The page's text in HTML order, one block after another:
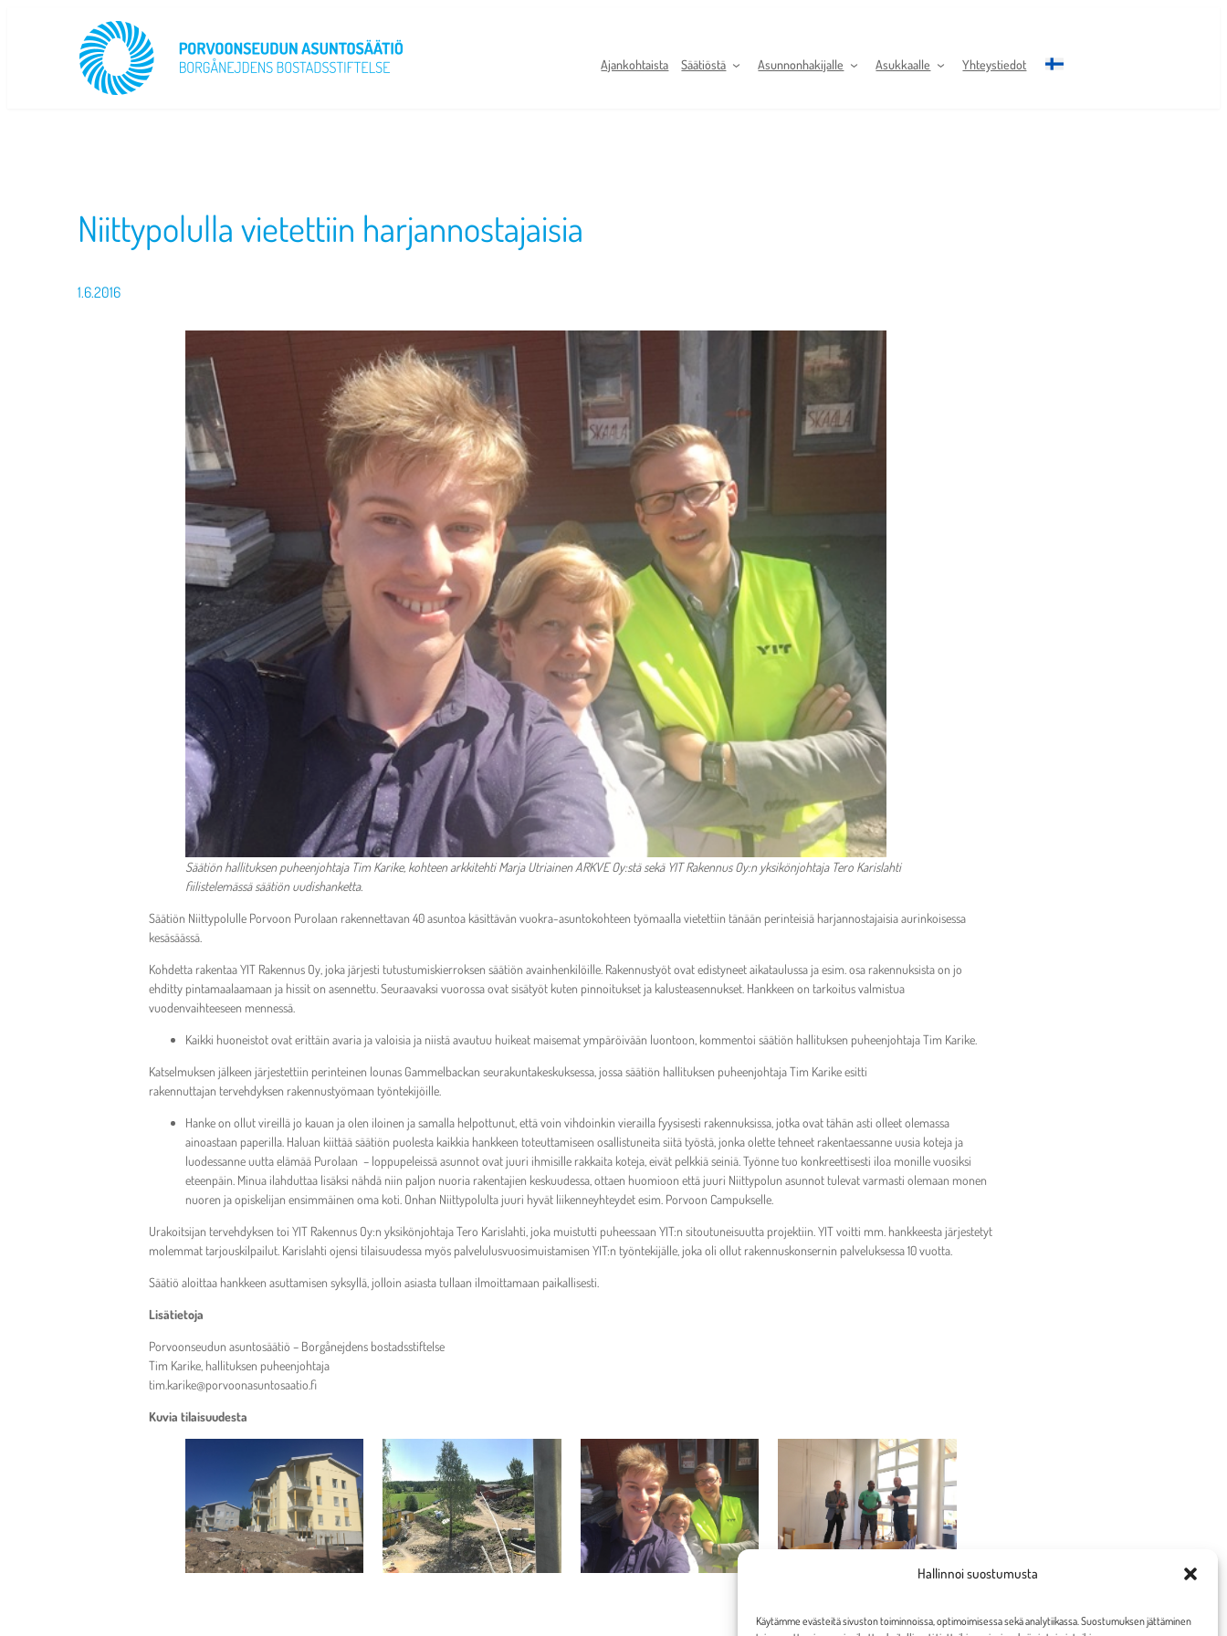
Hallinnoi suostumusta
Käytämme evästeitä sivuston toiminnoissa, optimoimisessa sekä analytiikassa. Suostumuksen jättäminen
Ajankohtaista
Säätiöstä Asunnonhakijalle Asukkaalle Yhteystiedot
Niittypolulla vietettiin harjannostajaisia
1.6.2016
Säätiön hallituksen puheenjohtaja Tim Karike, kohteen arkkitehti Marja Utriainen ARKVE Oy:stä sekä YIT Rakennus Oy:n yksikönjohtaja Tero Karislahti
fiilistelemässä säätiön uudishanketta.
Säätiön Niittypolulle Porvoon Purolaan rakennettavan 40 asuntoa käsittävän vuokra-asuntokohteen työmaalla vietettiin tänään perinteisiä harjannostajaisia aurinkoisessa
kesäsäässä.
Kohdetta rakentaa YIT Rakennus Oy, joka järjesti tutustumiskierroksen säätiön avainhenkilöille. Rakennustyöt ovat edistyneet aikataulussa ja esim. osa rakennuksista on jo
ehditty pintamaalaamaan ja hissit on asennettu. Seuraavaksi vuorossa ovat sisätyöt kuten pinnoitukset ja kalusteasennukset. Hankkeen on tarkoitus valmistua
vuodenvaihteeseen mennessä.
Kaikki huoneistot ovat erittäin avaria ja valoisia ja niistä avautuu huikeat maisemat ympäröivään luontoon, kommentoi säätiön hallituksen puheenjohtaja Tim Karike.
Katselmuksen jälkeen järjestettiin perinteinen lounas Gammelbackan seurakuntakeskuksessa, jossa säätiön hallituksen puheenjohtaja Tim Karike esitti
rakennuttajan tervehdyksen rakennustyömaan työntekijöille.
Hanke on ollut vireillä jo kauan ja olen iloinen ja samalla helpottunut, että voin vihdoinkin vierailla fyysisesti rakennuksissa, jotka ovat tähän asti olleet olemassa
ainoastaan paperilla. Haluan kiittää säätiön puolesta kaikkia hankkeen toteuttamiseen osallistuneita siitä työstä, jonka olette tehneet rakentaessanne uusia koteja ja
luodessanne uutta elämää Purolaan – loppupeleissä asunnot ovat juuri ihmisille rakkaita koteja, eivät pelkkiä seiniä. Työnne tuo konkreettisesti iloa monille vuosiksi
eteenpäin. Minua ilahduttaa lisäksi nähdä niin paljon nuoria rakentajien keskuudessa, ottaen huomioon että juuri Niittypolun asunnot tulevat varmasti olemaan monen
nuoren ja opiskelijan ensimmäinen oma koti. Onhan Niittypolulta juuri hyvät liikenneyhteydet esim. Porvoon Campukselle.
Urakoitsijan tervehdyksen toi YIT Rakennus Oy:n yksikönjohtaja Tero Karislahti, joka muistutti puheessaan YIT:n sitoutuneisuutta projektiin. YIT voitti mm. hankkeesta järjestetyt
molemmat tarjouskilpailut. Karislahti ojensi tilaisuudessa myös palvelulusvuosimuistamisen YIT:n työntekijälle, joka oli ollut rakennuskonsernin palveluksessa 10 vuotta.
Säätiö aloittaa hankkeen asuttamisen syksyllä, jolloin asiasta tullaan ilmoittamaan paikallisesti.
Lisätietoja
Porvoonseudun asuntosäätiö – Borgånejdens bostadsstiftelse
Tim Karike, hallituksen puheenjohtaja
tim.karike@porvoonasuntosaatio.fi
Kuvia tilaisuudesta